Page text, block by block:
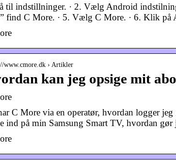
til indstillninger. · 2. Vælg Android
find C More. · 5. Vælg C More. · 6. Klik på
www.cmore.dk › Artikler
kan jeg opsige mit
C More via en operatør, hvordan logger
ind på min Samsung Smart TV, hvordan gør